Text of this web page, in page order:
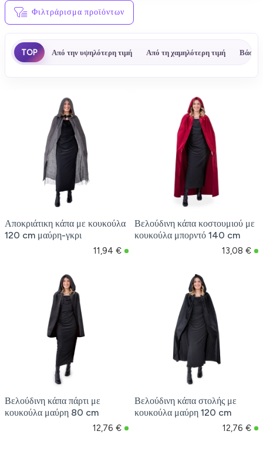
Φιλτράρισμα προϊόντων
TOP Από την υψηλότερη τιμή Από τη χαμηλότερη τιμή Βάσει
Αποκριάτικη κάπα με κουκούλα
120 cm μαύρη-γκρι
11,94 €
Βελούδινη κάπα κοστουμιού με
κουκούλα μπορντό 140 cm
13,08 €
Βελούδινη κάπα πάρτι με
κουκούλα μαύρη 80 cm
12,76 €
Βελούδινη κάπα στολής με
κουκούλα μαύρη 120 cm
12,76 €